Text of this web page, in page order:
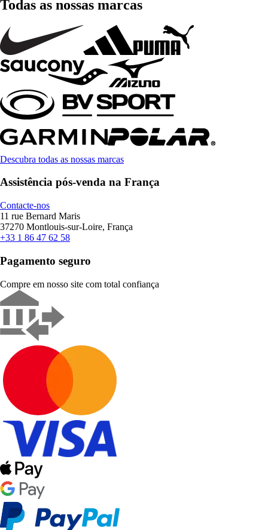
Todas as nossas marcas
Descubra todas as nossas marcas
Assistência pós-venda na França
Contacte-nos
11 rue Bernard Maris
37270 Montlouis-sur-Loire, França
+33 1 86 47 62 58
Pagamento seguro
Compre em nosso site com total confiança